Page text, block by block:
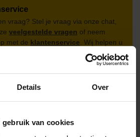
Details Over
gebruik van cookies
vraag? Stel je vraag via onze chat,
veelgestelde vragen of neem
met de klantenservice . Wij helpen u
met het samenstellen van uw
zijn?:
gewenste producten toe in de
de “Mijn Winkelwagen” pagina.